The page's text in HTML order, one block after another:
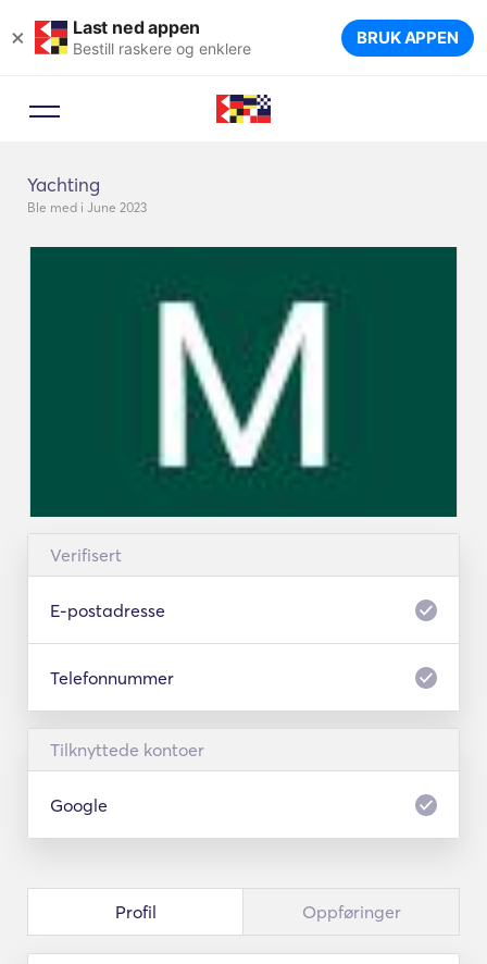
× Last ned appen
Bestill raskere og enklere BRUK APPEN
Yachting
Ble med i June 2023
Verifisert
E-postadresse
Telefonnummer
Tilknyttede kontoer
Google
Profil Oppføringer